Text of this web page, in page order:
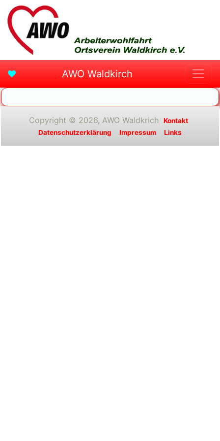
AWO Waldkirch
Copyright © 2026, AWO Waldkrich
Kontakt
Datenschutzerklärung
Impressum Links